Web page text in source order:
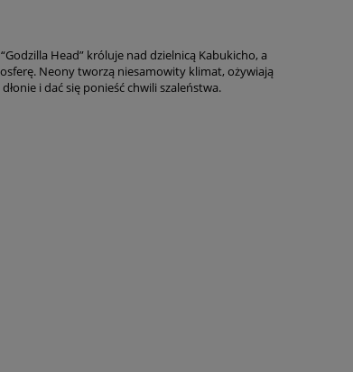
Head” króluje nad dzielnicą Kabukicho, a
Neony tworzą niesamowity klimat, ożywiają
i dać się ponieść chwili szaleństwa.